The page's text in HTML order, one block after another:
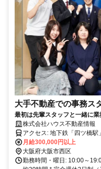
大手不動産での事務ス
最初は先輩スタッフと一緒に
ニュアルも完備。PC入力に自
きるのでご安心ください。
株式会社ハウス不動産情報
アクセス: 地下鉄「四ツ
月給300,000円以上
大阪府大阪市西区
勤務時間・曜日: 10:00～